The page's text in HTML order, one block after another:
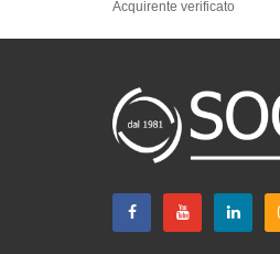
Acquirente verificato